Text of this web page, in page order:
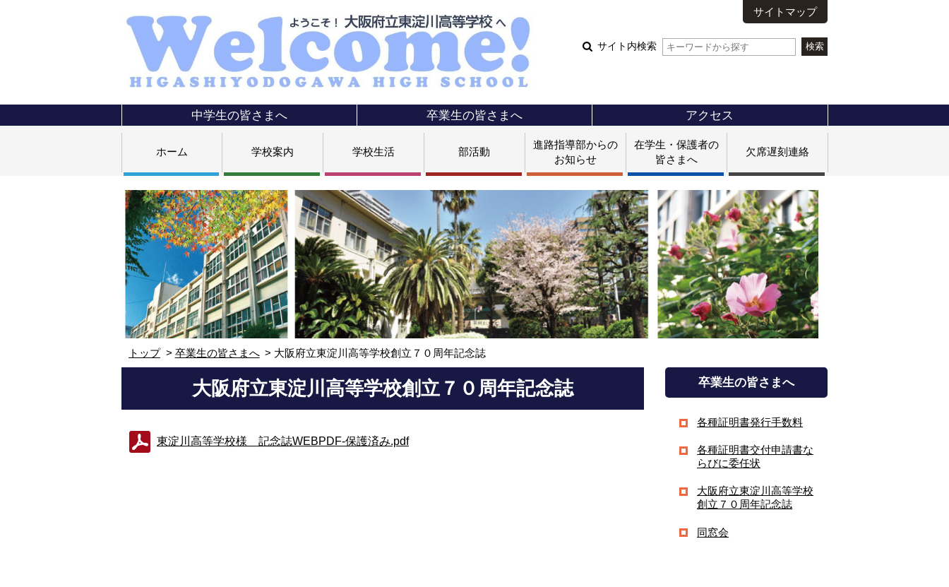
サイトマップ
サイト内検索
中学生の皆さまへ 卒業生の皆さまへ アクセス
ホーム 学校案内 学校生活 部活動
進路指導部からの
お知らせ
在学生・保護者の
皆さまへ
欠席遅刻連絡
トップ 卒業生の皆さまへ 大阪府立東淀川高等学校創立７０周年記念誌
大阪府立東淀川高等学校創立７０周年記念誌
東淀川高等学校様 記念誌WEBPDF-保護済み.pdf
卒業生の皆さまへ
各種証明書発行手数料
各種証明書交付申請書な
らびに委任状
大阪府立東淀川高等学校
創立７０周年記念誌
同窓会